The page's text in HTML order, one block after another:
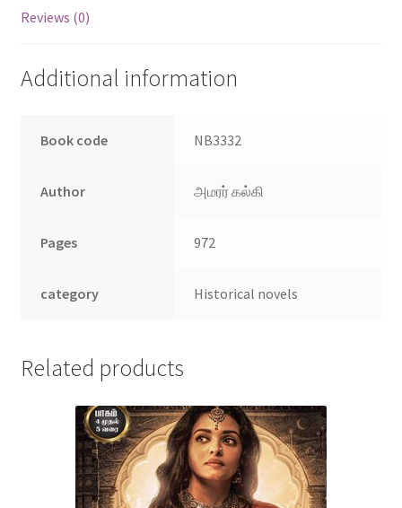
4
quantity
Reviews (0)
Additional information
Book code NB3332
Author அமரர் கல்கி
Pages 972
category Historical novels
Related products